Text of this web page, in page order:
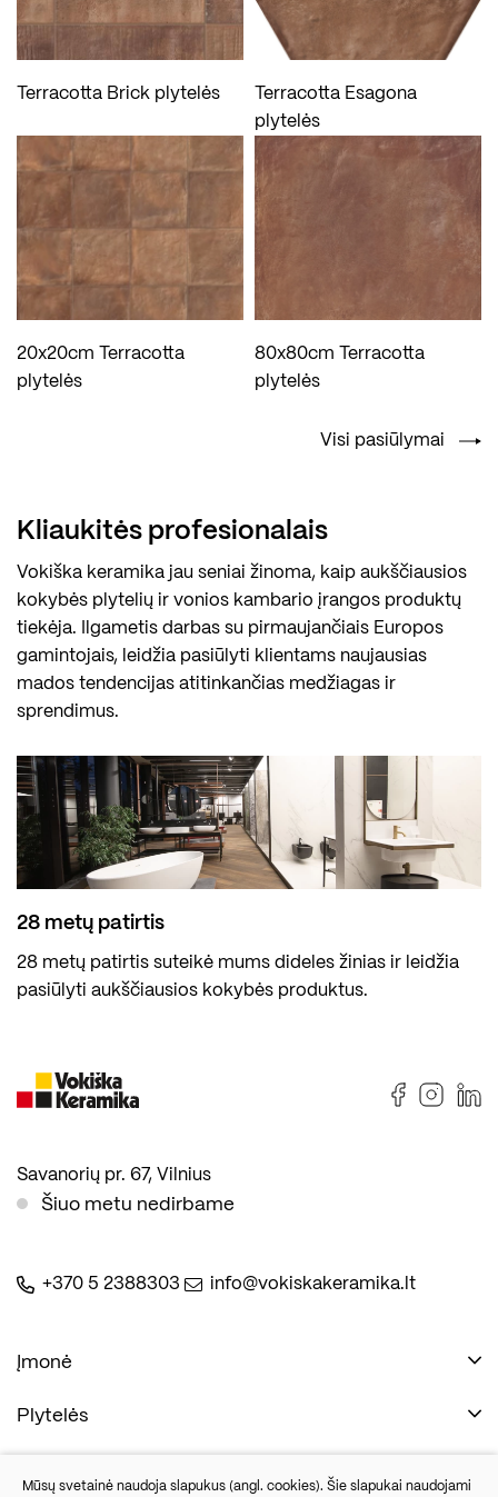
Terracotta Brick plytelės
Terracotta Esagona
plytelės
20x20cm Terracotta
plytelės
80x80cm Terracotta
plytelės
Visi pasiūlymai
Kliaukitės profesionalais
Vokiška keramika jau seniai žinoma, kaip aukščiausios
kokybės plytelių ir vonios kambario įrangos produktų
tiekėja. Ilgametis darbas su pirmaujančiais Europos
gamintojais, leidžia pasiūlyti klientams naujausias
mados tendencijas atitinkančias medžiagas ir
sprendimus.
28 metų patirtis
28 metų patirtis suteikė mums dideles žinias ir leidžia
pasiūlyti aukščiausios kokybės produktus.
Savanorių pr. 67, Vilnius
Šiuo metu nedirbame
+370 5 2388303 info@vokiskakeramika.lt
Įmonė
Plytelės
Naudinga
Mūsų svetainė naudoja slapukus (angl. cookies). Šie slapukai naudojami